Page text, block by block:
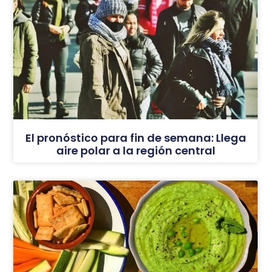
El pronóstico para fin de semana: Llega
aire polar a la región central